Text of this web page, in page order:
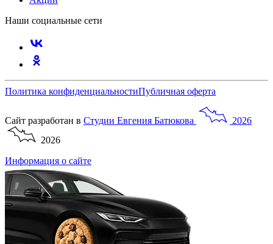
Наши социальные сети
Политика конфиденциальностиПубличная оферта
Сайт разработан в Студии Евгения Батюкова
2026
2026
Информация о сайте